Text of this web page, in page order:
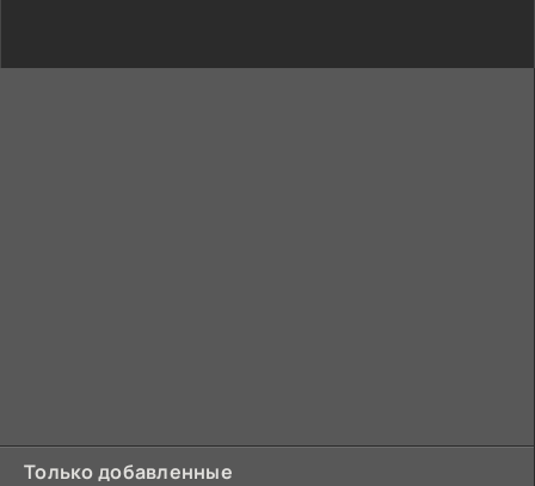
Только добавленные